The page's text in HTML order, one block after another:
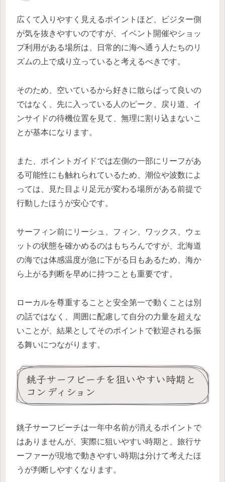
広くて入りやすく見えるポイントほど、ビジター側
が気を抜きやすいのですが、イベント開催やショッ
プ利用がある場所は、日常的に海へ通う人たちのリ
ズムの上で成り立っていると考えるべきです。
そのため、空いているから好きに散らばって良いの
ではなく、先に入っている人のピーク、戻り道、イ
ンサイドの待機位置を見て、無理に割り込まないこ
とが基本になります。
また、ポイントガイドでは左側の一部にリーフがあ
る可能性にも触れられているため、潮位や波数によ
っては、見た目より足元が変わる場所がある前提で
行動したほうが安心です。
サーフィン前にリーシュ、フィン、ワックス、ウェ
ットの状態を確かめるのはもちろんですが、北海道
の海では体感温度が急に下がる日もあるため、海か
ら上がる判断を早めに持つことも重要です。
ローカルを尊重することと安全第一で動くことは別
の話ではなく、周囲に配慮して自分の力量を超えな
いことが、結果としてそのポイントで歓迎される振
る舞いにつながります。
銚子サーフビーチを狙いやすい時期と
コンディション
銚子サーフビーチは一年中名前が消えるポイントで
はありませんが、実際に狙いやすい時期と、旅行サ
ーファーが現地で動きやすい時期は分けて考えたほ
うが判断しやすくなります。